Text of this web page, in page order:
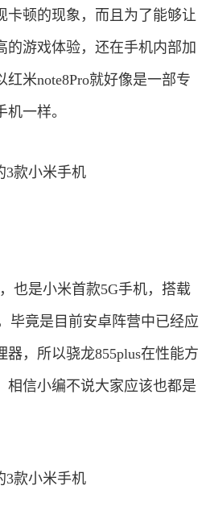
卡顿的现象，而且为了能够让
的游戏体验，还在手机内部加
米note8Pro就好像是一部专
一样。
也是小米首款5G手机，搭载
毕竟是目前安卓阵营中已经应
，所以骁龙855plus在性能方
相信小编不说大家应该也都是